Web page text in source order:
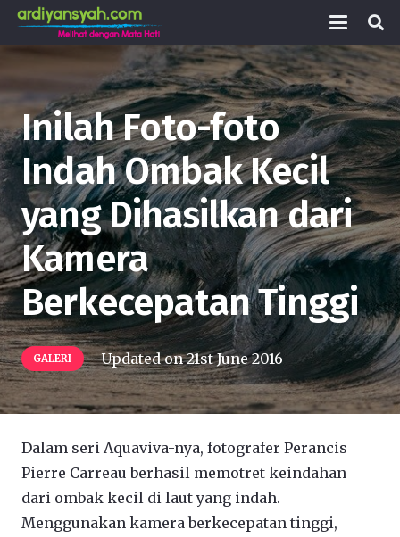
Inilah Foto-foto
Indah Ombak Kecil
yang Dihasilkan dari
Kamera
Berkecepatan Tinggi
GALERI Updated on21st June 2016
Dalam seri Aquaviva-nya, fotografer Perancis
Pierre Carreau berhasil memotret keindahan
dari ombak kecil di laut yang indah.
Menggunakan kamera berkecepatan tinggi,